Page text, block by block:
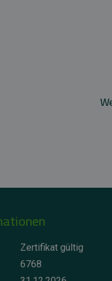
Zertifikat gültig
6768